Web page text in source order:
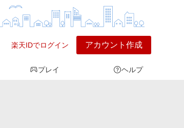
楽天IDでログイン アカウント作成
プレイ ヘルプ